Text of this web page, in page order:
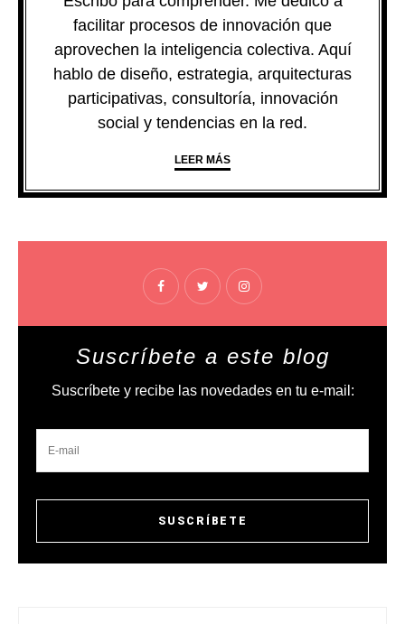
facilitar procesos de innovación que
aprovechen la inteligencia colectiva. Aquí
hablo de diseño, estrategia, arquitecturas
participativas, consultoría, innovación
social y tendencias en la red.
LEER MÁS
Suscríbete a este blog
Suscríbete y recibe las novedades en tu e-mail: